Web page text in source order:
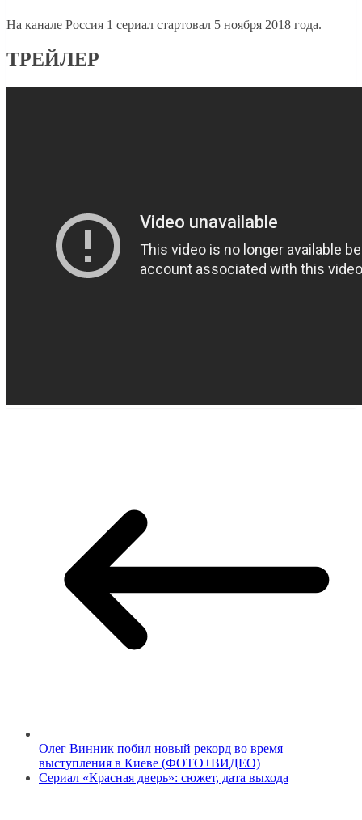
На канале Россия 1 сериал стартовал 5 ноября 2018 года.
ТРЕЙЛЕР
Олег Винник побил новый рекорд во время
выступления в Киеве (ФОТО+ВИДЕО)
Сериал «Красная дверь»: сюжет, дата выхода